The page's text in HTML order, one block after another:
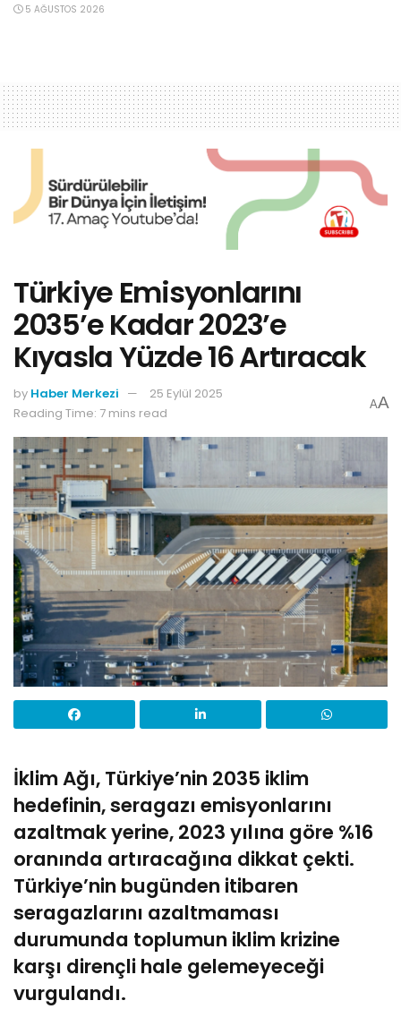
5 AĞUSTOS 2026
Türkiye Emisyonlarını
2035’e Kadar 2023’e
Kıyasla Yüzde 16 Artıracak
by Haber Merkezi
25 Eylül 2025
Reading Time: 7 mins read
AA
İklim Ağı, Türkiye’nin 2035 iklim
hedefinin, seragazı emisyonlarını
azaltmak yerine, 2023 yılına göre %16
oranında artıracağına dikkat çekti.
Türkiye’nin bugünden itibaren
seragazlarını azaltmaması
durumunda toplumun iklim krizine
karşı dirençli hale gelemeyeceği
vurgulandı.